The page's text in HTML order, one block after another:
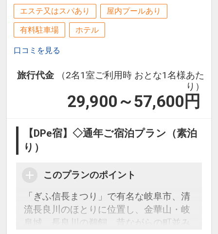
エステ又はスパあり 屋内プールあり
有料駐車場 ホテル
口コミを見る
旅行代金
（2名1室ご利用時 おとな1名様あた
り）
29,900～57,600 円
【DPe宿】◇通年ご宿泊プラン（素泊
り）
このプランのポイント
「ぎふ信長まつり」で有名な岐阜市、清
流長良川のほとりに位置し、金華山・岐
阜城、長良川の鵜飼、昔ながらの町並み